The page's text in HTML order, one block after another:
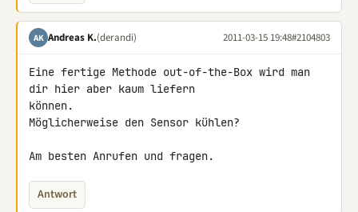
AK Andreas K.(derandi) 2011-03-15 19:48#2104803
Eine fertige Methode out-of-the-Box wird man
dir hier aber kaum liefern
können.
Möglicherweise den Sensor kühlen?
Am besten Anrufen und fragen.
Antwort